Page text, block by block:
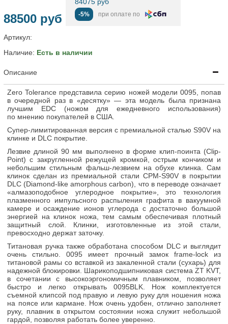
88500 руб -5% при оплате по
Артикул:
Наличие: Есть в наличии
Описание
Zero Tolerance представила серию ножей модели 0095, попав
в очередной раз в «десятку» — эта модель была признана
лучшим EDC (ножом для ежедневного использования)
по мнению покупателей в США.
Супер-лимитированная версия с премиальной сталью S90V на
клинке и DLC покрытие.
Лезвие длиной 90 мм выполнено в форме клип-поинта (Clip-
Point) с закругленной режущей кромкой, острым кончиком и
небольшим стильным фальш-лезвием на обухе клинка. Сам
клинок сделан из премиальной стали CPM-S90V в покрытии
DLC (Diamond-like amorphous carbon), что в переводе означает
«алмазоподобное углеродное покрытие», это технология
плазменного импульсного распыления графита в вакуумной
камере и осаждение ионов углерода с достаточно большой
энергией на клинок ножа, тем самым обеспечивая плотный
защитный слой. Клинки, изготовленные из этой стали,
превосходно держат заточку.
Титановая ручка также обработана способом DLC и выглядит
очень стильно. 0095 имеет прочный замок frame-lock из
титановой рамы со вставкой из закаленной стали (сухарь) для
надежной блокировки. Шарикоподшипниковая система ZT KVT,
в сочетании с высокоэргономичным плавником, позволяет
быстро и легко открывать 0095BLK. Нож комплектуется
съемной клипсой под правую и левую руку для ношения ножа
на поясе или кармане. Нож очень удобен, отлично заполняет
руку, плавник в открытом состоянии ножа служит небольшой
гардой, позволяя работать более уверенно.